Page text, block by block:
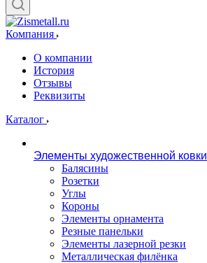
Компания
О компании
История
Отзывы
Реквизиты
Каталог
Элементы художественной ковки
Балясины
Розетки
Углы
Короны
Элементы орнамента
Резные панельки
Элементы лазерной резки
Металлическая филёнка